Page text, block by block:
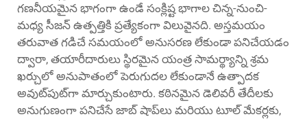
గణనీయమైన భాగంగా ఉండే సంక్లిష్ట భాగాల చిన్న-నుంచి-
మధ్య సీజన్ ఉత్పత్తికి ప్రత్యేకంగా విలువైనది. అస్తమయం
తరువాత గడిచే సమయంలో అనుసరణ లేకుండా పనిచేయడం
ద్వారా, తయారీదారులు స్థిరమైన యంత్ర సామర్థ్యాన్ని శ్రమ
ఖర్చులో అనుపాతంలో పెరుగుదల లేకుండానే ఉత్పాదక
అవుట్‌పుట్‌గా మార్చుకుంటారు. కఠినమైన డెలివరీ తేదీలకు
అనుగుణంగా పనిచేసే జాబ్ షాప్‌లు మరియు టూల్ మేకర్లకు,